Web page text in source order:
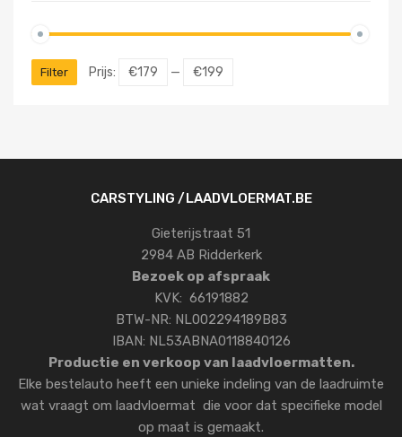
Filter Prijs: €179 — €199
CARSTYLING /LAADVLOERMAT.BE
Gieterijstraat 51
2984 AB Ridderkerk
Bezoek op afspraak
KVK: 66191882
BTW-NR: NL002294189B83
IBAN: NL53ABNA0118840126
Productie en verkoop van laadvloermatten.
Elke bestelauto heeft een unieke indeling van de laadruimte
wat vraagt om laadvloermat die voor dat specifieke model
op maat is gemaakt.